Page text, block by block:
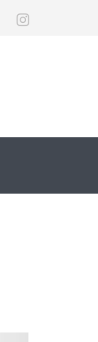
FacebookInstagram